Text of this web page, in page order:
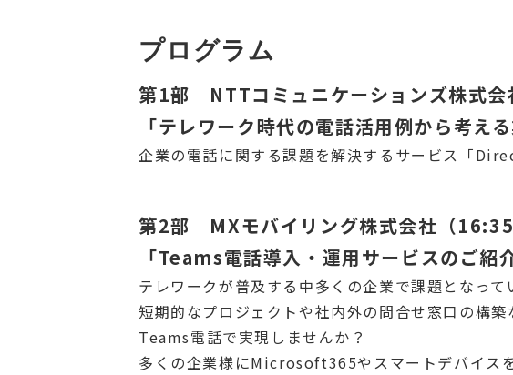
プログラム
第1部 NTTコミュニケーションズ株式会
「テレワーク時代の電話活用例から考え
企業の電話に関する課題を解決するサービス「
第2部 MXモバイリング株式会社（16:35
「Teams電話導入・運用サービスのご紹
テレワークが普及する中多くの企業で課題となって
短期的なプロジェクトや社内外の問合せ窓口の構
Teams電話で実現しませんか？
多くの企業様にMicrosoft365やスマートデバイス